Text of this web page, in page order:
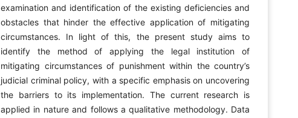
examination and identification of the existing deficiencies and
obstacles that hinder the effective application of mitigating
circumstances. In light of this, the present study aims to
identify the method of applying the legal institution of
mitigating circumstances of punishment within the country’s
judicial criminal policy, with a specific emphasis on uncovering
the barriers to its implementation. The current research is
applied in nature and follows a qualitative methodology. Data